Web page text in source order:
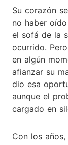
Su corazón
no haber
el sofá de la
ocurrido.
en algún
afianzar su
dio esa
aunque el
cargado en
Con los